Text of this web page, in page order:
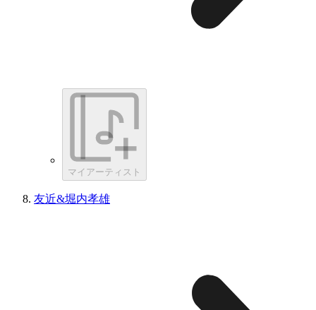
マイアーティスト
友近&堀内孝雄